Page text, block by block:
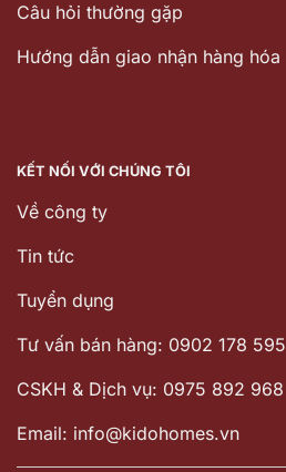
Câu hỏi thường gặp
Hướng dẫn giao nhận hàng hóa
KẾT NỐI VỚI CHÚNG TÔI
Về công ty
Tin tức
Tuyển dụng
Tư vấn bán hàng: 0902 178 595
CSKH & Dịch vụ: 0975 892 968
Email: info@kidohomes.vn